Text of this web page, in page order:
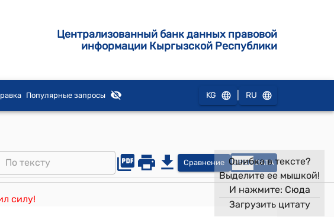
Централизованный банк данных правовой
информации Кыргызской Республики
Популярные запросы KG RU
Сравнение OPEN DATA
силу!
Ошибка в тексте?
Выделите ее мышкой!
И нажмите: Сюда
Загрузить цитату